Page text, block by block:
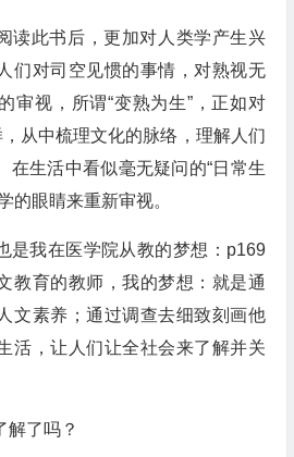
读此书后，更加对人类学产生兴
们对司空见惯的事情，对熟视无
审视，所谓“变熟为生”，正如对
，从中梳理文化的脉络，理解人们
在生活中看似毫无疑问的“日常生
的眼睛来重新审视。
是我在医学院从教的梦想：p169
教育的教师，我的梦想：就是通
文素养；通过调查去细致刻画他
活，让人们让全社会来了解并关
解了吗？